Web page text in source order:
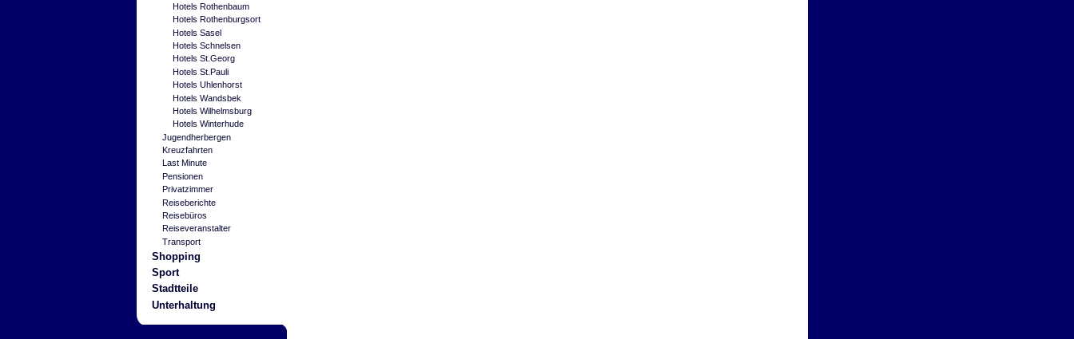
Hotels Rothenbaum
Hotels Rothenburgsort
Hotels Sasel
Hotels Schnelsen
Hotels St.Georg
Hotels St.Pauli
Hotels Uhlenhorst
Hotels Wandsbek
Hotels Wilhelmsburg
Hotels Winterhude
Jugendherbergen
Kreuzfahrten
Last Minute
Pensionen
Privatzimmer
Reiseberichte
Reisebüros
Reiseveranstalter
Transport
Shopping
Sport
Stadtteile
Unterhaltung